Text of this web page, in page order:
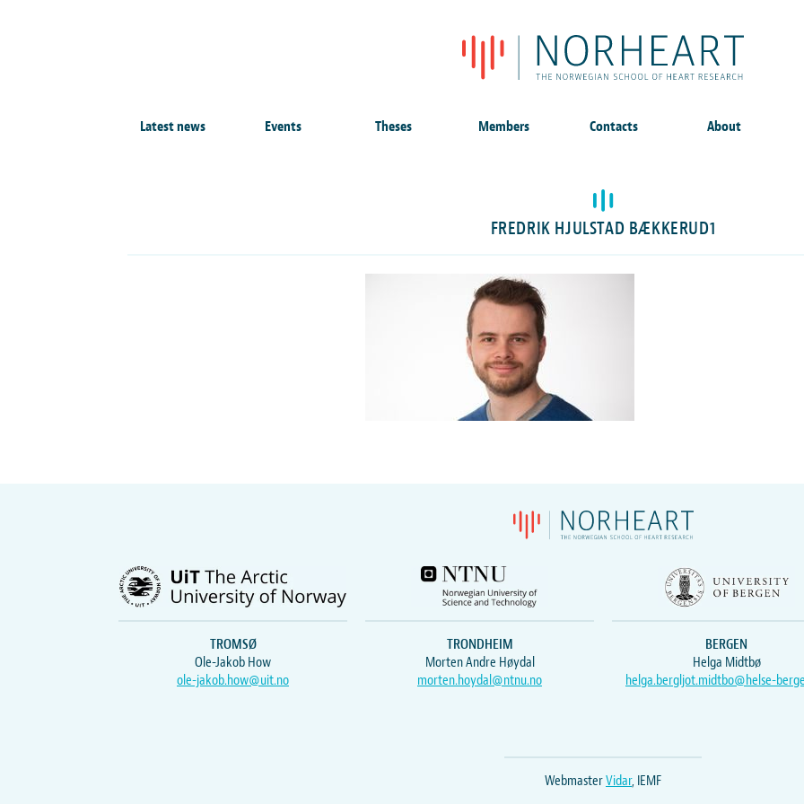
Latest news Events Theses Members Contacts About
FREDRIK HJULSTAD BÆKKERUD1
TROMSØ
Ole-Jakob How
ole-jakob.how@uit.no
TRONDHEIM
Morten Andre Høydal
morten.hoydal@ntnu.no
BERGEN
Helga Midtbø
helga.bergljot.midtbo@helse-
WebmasterVidar, IEMF